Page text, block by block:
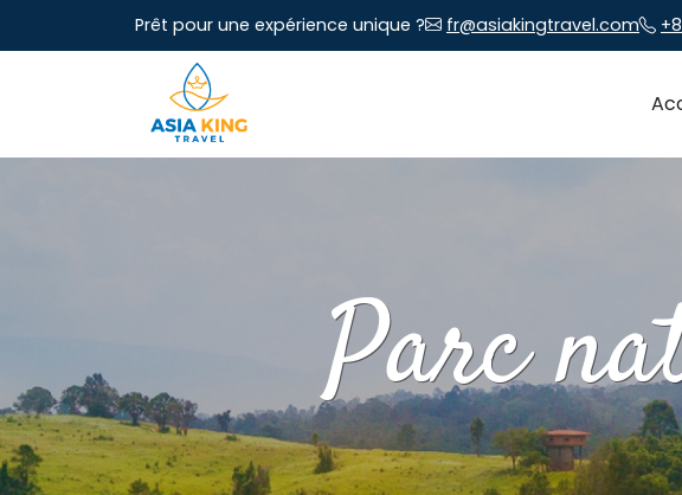
Prêt pour une expérience unique ? fr@asiakingtravel.com
Parc